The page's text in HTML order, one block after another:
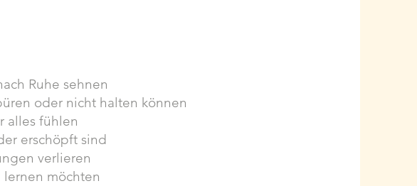
Ruhe sehnen
oder nicht halten können
alles fühlen
erschöpft sind
verlieren
möchten